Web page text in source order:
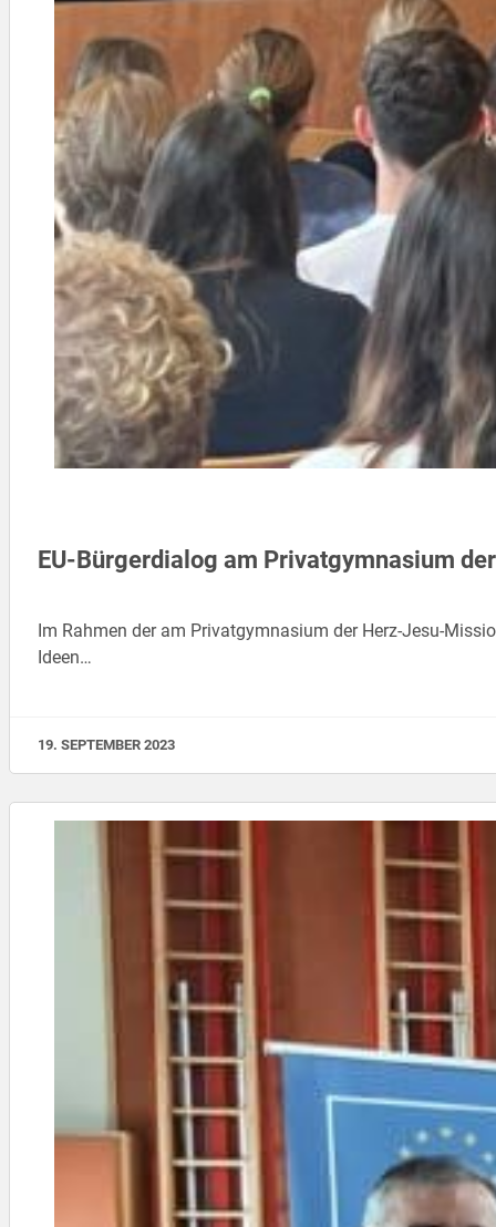
EU-Bürgerdialog am Privatgymnasium
Im Rahmen der am Privatgymnasium der Herz-Jesu-
Ideen…
19. SEPTEMBER 2023